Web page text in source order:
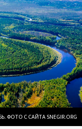
ФОТО С САЙТА SNEGIR.ORG